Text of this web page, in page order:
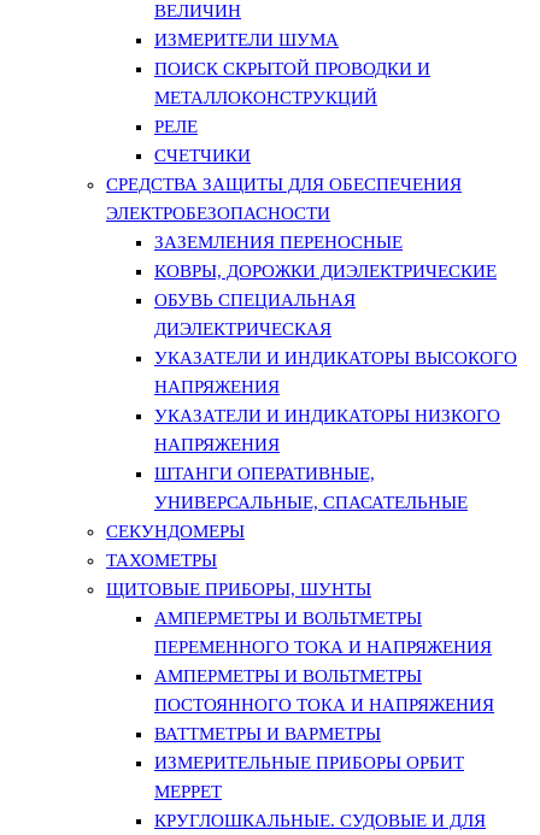
ВЕЛИЧИН
ИЗМЕРИТЕЛИ ШУМА
ПОИСК СКРЫТОЙ ПРОВОДКИ И
МЕТАЛЛОКОНСТРУКЦИЙ
РЕЛЕ
СЧЕТЧИКИ
СРЕДСТВА ЗАЩИТЫ ДЛЯ ОБЕСПЕЧЕНИЯ
ЭЛЕКТРОБЕЗОПАСНОСТИ
ЗАЗЕМЛЕНИЯ ПЕРЕНОСНЫЕ
КОВРЫ, ДОРОЖКИ ДИЭЛЕКТРИЧЕСКИЕ
ОБУВЬ СПЕЦИАЛЬНАЯ
ДИЭЛЕКТРИЧЕСКАЯ
УКАЗАТЕЛИ И ИНДИКАТОРЫ ВЫСОКОГО
НАПРЯЖЕНИЯ
УКАЗАТЕЛИ И ИНДИКАТОРЫ НИЗКОГО
НАПРЯЖЕНИЯ
ШТАНГИ ОПЕРАТИВНЫЕ,
УНИВЕРСАЛЬНЫЕ, СПАСАТЕЛЬНЫЕ
СЕКУНДОМЕРЫ
ТАХОМЕТРЫ
ЩИТОВЫЕ ПРИБОРЫ, ШУНТЫ
АМПЕРМЕТРЫ И ВОЛЬТМЕТРЫ
ПЕРЕМЕННОГО ТОКА И НАПРЯЖЕНИЯ
АМПЕРМЕТРЫ И ВОЛЬТМЕТРЫ
ПОСТОЯННОГО ТОКА И НАПРЯЖЕНИЯ
ВАТТМЕТРЫ И ВАРМЕТРЫ
ИЗМЕРИТЕЛЬНЫЕ ПРИБОРЫ ОРБИТ
МЕРРЕТ
КРУГЛОШКАЛЬНЫЕ. СУДОВЫЕ И ДЛЯ